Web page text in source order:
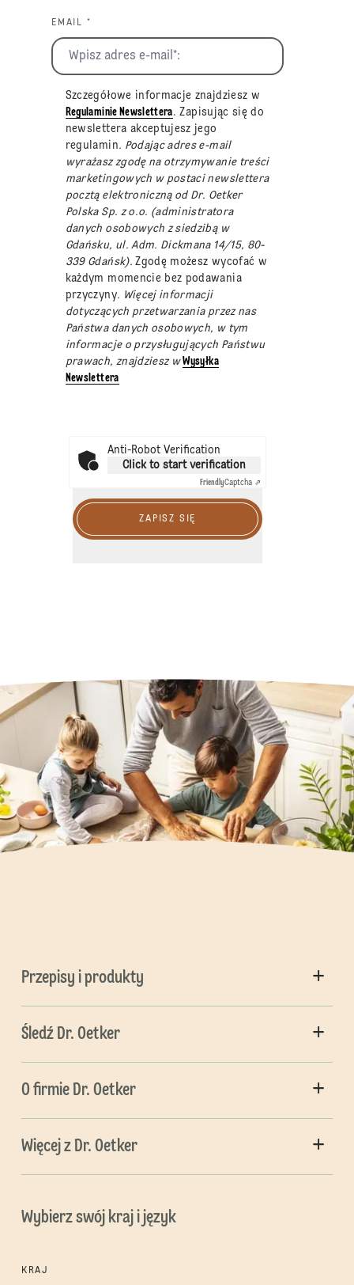
EMAIL *
Szczegółowe informacje znajdziesz w
Regulaminie Newslettera. Zapisując się do
newslettera akceptujesz jego
regulamin. Podając adres e-mail
wyrażasz zgodę na otrzymywanie treści
marketingowych w postaci newslettera
pocztą elektroniczną od Dr. Oetker
Polska Sp. z o.o. (administratora
danych osobowych z siedzibą w
Gdańsku, ul. Adm. Dickmana 14/15, 80-
339 Gdańsk).Zgodę możesz wycofać w
każdym momencie bez podawania
przyczyny. Więcej informacji
dotyczących przetwarzania przez nas
Państwa danych osobowych, w tym
informacje o przysługujących Państwu
prawach, znajdziesz wWysyłka
Newslettera
Anti-Robot Verification
Click to start verification
FriendlyCaptcha ⇗
ZAPISZ SIĘ
Przepisy i produkty
Śledź Dr. Oetker
O firmie Dr. Oetker
Więcej z Dr. Oetker
Wybierz swój kraj i język
KRAJ